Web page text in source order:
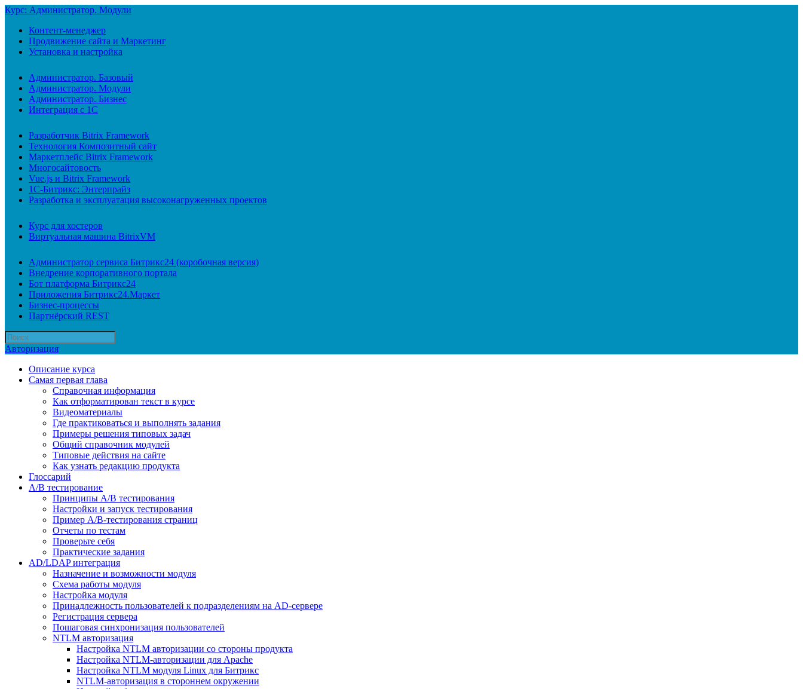
Курс: Администратор. Модули
Контент-менеджер
Продвижение сайта и Маркетинг
Установка и настройка
Администратор. Базовый
Администратор. Модули
Администратор. Бизнес
Интеграция с 1С
Разработчик Bitrix Framework
Технология Композитный сайт
Маркетплейс Bitrix Framework
Многосайтовость
Vue.js и Bitrix Framework
1С-Битрикс: Энтерпрайз
Разработка и эксплуатация высоконагруженных проектов
Курс для хостеров
Виртуальная машина BitrixVM
Администратор сервиса Битрикс24 (коробочная версия)
Внедрение корпоративного портала
Бот платформа Битрикс24
Приложения Битрикс24.Маркет
Бизнес-процессы
Партнёрский REST
Авторизация
Описание курса
Самая первая глава
Справочная информация
Как отформатирован текст в курсе
Видеоматериалы
Где практиковаться и выполнять задания
Примеры решения типовых задач
Общий справочник модулей
Типовые действия на сайте
Как узнать редакцию продукта
Глоссарий
A/B тестирование
Принципы A/B тестирования
Настройки и запуск тестирования
Пример A/B-тестирования страниц
Отчеты по тестам
Проверьте себя
Практические задания
AD/LDAP интеграция
Назначение и возможности модуля
Схема работы модуля
Настройка модуля
Принадлежность пользователей к подразделениям на AD-сервере
Регистрация сервера
Пошаговая синхронизация пользователей
NTLM авторизация
Настройка NTLM авторизации со стороны продукта
Настройка NTLM-авторизации для Apache
Настройка NTLM модуля Linux для Битрикс
NTLM-авторизация в стороннем окружении